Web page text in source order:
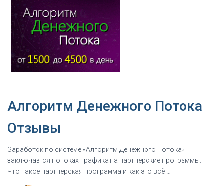
Алгоритм Денежного Потока
Отзывы
Заработок по системе «Алгоритм Денежного Потока»
заключается потоках трафика на партнерские программы.
Что такое партнерская программа и как это всё …